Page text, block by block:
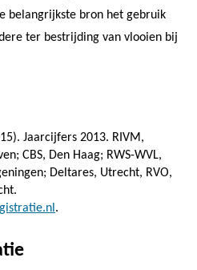
belangrijkste bron het gebruik
ter bestrijding van vlooien bij
Jaarcijfers 2013. RIVM,
CBS, Den Haag; RWS-WVL,
Deltares, Utrecht, RVO,
.